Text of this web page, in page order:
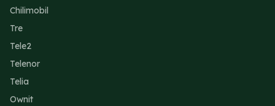
Chilimobil
Tre
Tele2
Telenor
Telia
Ownit